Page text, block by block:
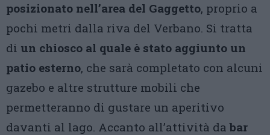
posizionato nell’area del Gaggetto, proprio a
pochi metri dalla riva del Verbano. Si tratta
di un chiosco al quale è stato aggiunto un
patio esterno, che sarà completato con alcuni
gazebo e altre strutture mobili che
permetteranno di gustare un aperitivo
davanti al lago. Accanto all’attività dabar